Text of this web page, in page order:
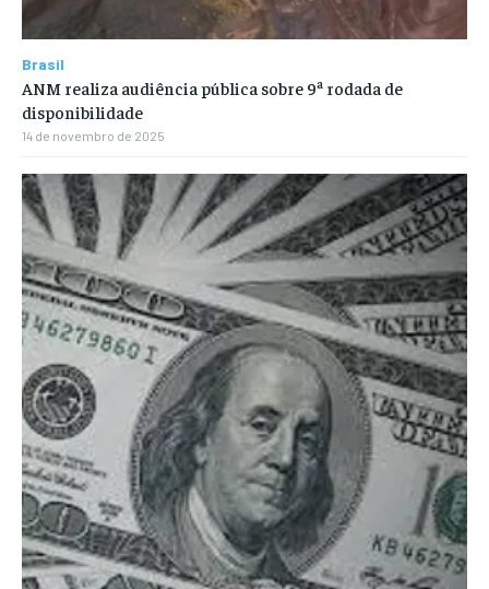
Brasil
ANM realiza audiência pública sobre 9ª rodada de
disponibilidade
14 de novembro de 2025